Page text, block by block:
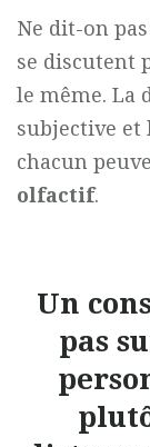
Ne dit-on
se discutent
le même. La
subjective et
chacun
olfactif.
Un
pas